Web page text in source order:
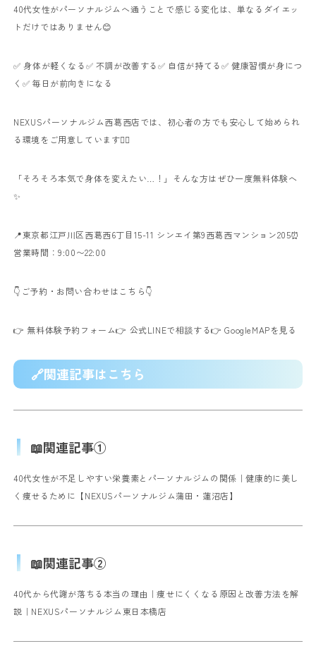
40代女性がパーソナルジムへ通うことで感じる変化は、単なるダイエッ
トだけではありません😊
✅ 身体が軽くなる✅ 不調が改善する✅ 自信が持てる✅ 健康習慣が身につ
く ✅ 毎日が前向きになる
NEXUSパーソナルジム西葛西店では、初心者の方でも安心して始められ
る環境をご用意しています🏋️‍♀️
「そろそろ本気で身体を変えたい…！」
そんな方はぜひ一度無料体験へ
✨
📍東京都江戸川区西葛西6丁目15-11 シンエイ第9西葛西マンション205⏰
営業時間：9:00〜22:00
👇ご予約・お問い合わせはこちら👇
👉 無料体験予約フォーム👉 公式LINEで相談する👉GoogleMAPを見る
🔗関連記事はこちら
📖関連記事①
40代女性が不足しやすい栄養素とパーソナルジムの関係｜健康的に美し
く痩せるために【NEXUSパーソナルジム蒲田・蓮沼店】
📖関連記事②
40代から代謝が落ちる本当の理由｜痩せにくくなる原因と改善方法を解
説｜NEXUSパーソナルジム東日本橋店